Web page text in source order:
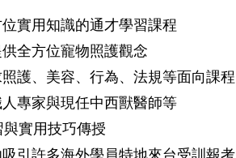
實用知識的通才學習課程
全方位寵物照護觀念
護、美容、行為、法規等面向課程
專家與現任中西獸醫師等
實用技巧傳授